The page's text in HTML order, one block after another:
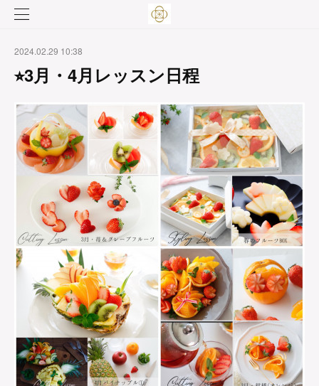
2024.02.29 10:38
⭐︎3月・4月レッスン日程